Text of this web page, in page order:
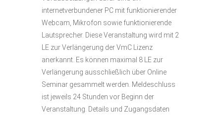
internetverbundener PC mit funktionierender
Webcam, Mikrofon sowie funktionierende
Lautsprecher. Diese Veranstaltung wird mit 2
LE zur Verlängerung der VmC Lizenz
anerkannt. Es können maximal 8 LE zur
Verlängerung ausschließlich über Online
Seminar gesammelt werden. Meldeschluss
ist jeweils 24 Stunden vor Beginn der
Veranstaltung. Details und Zugangsdaten